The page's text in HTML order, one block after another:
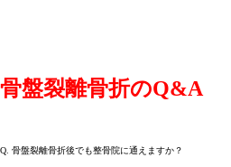
骨盤裂離骨折のQ&A
Q. 骨盤裂離骨折後でも整骨院に通えますか？